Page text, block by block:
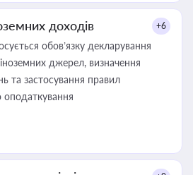
доходів +6
обов’язку декларування
джерел, визначення
та застосування правил
оподаткування